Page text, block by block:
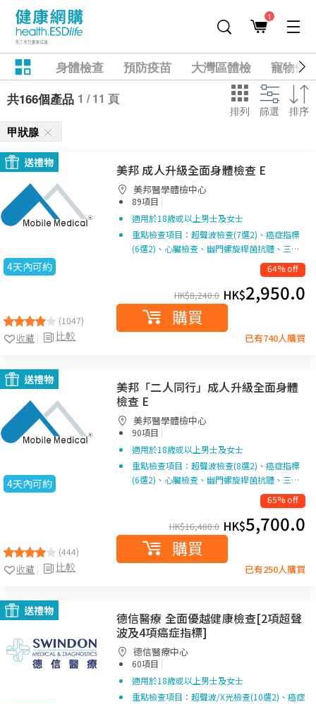
1
身體檢查 預防疫苗 大灣區體檢
寵物健
共166個產品 1 / 11 頁
排列 篩選 排序
甲狀腺
送禮物
4天內可約
(1047)
比較
收藏
美邦 成人升級全面身體檢查 E
美邦醫學體檢中心
89項目 |
適用於18歲或以上男士及女士
重點檢查項目：超聲波檢查(7選2)、癌症指標
(6選2)、心臟檢查、幽門螺旋桿菌抗體、三…
64% off
HK$8,240.0 HK$2,950.0
購買
已有740人購買
送禮物
4天內可約
(444)
比較
收藏
美邦「二人同行」成人升級全面身體
檢查 E
美邦醫學體檢中心
90項目 |
適用於18歲或以上男士及女士
重點檢查項目：超聲波檢查(8選2)、癌症指標
(6選2)、心臟檢查、幽門螺旋桿菌抗體、三…
65% off
HK$16,480.0 HK$5,700.0
購買
已有250人購買
送禮物
德信醫療 全面優越健康檢查[2項超聲
波及4項癌症指標]
德信醫療中心
60項目 |
適用於18歲或以上男士及女士
重點檢查項目：超聲波/X光檢查(10選2)、癌症